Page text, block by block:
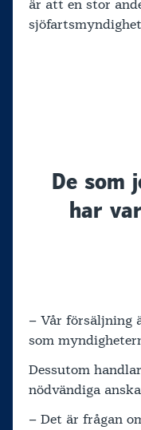
är att en stor
De som
har
– Vår försäljning
som
Dessutom
nödvändiga
– Det är frågan